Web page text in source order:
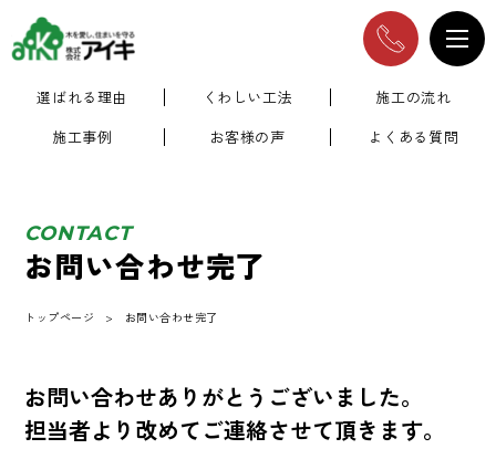
選ばれる理由 くわしい工法
施工の流れ
施工事例
お客様の声 よくある質問
CONTACT
お問い合わせ完了
トップページ お問い合わせ完了
お問い合わせありがとうございました。
担当者より改めてご連絡させて頂きます。